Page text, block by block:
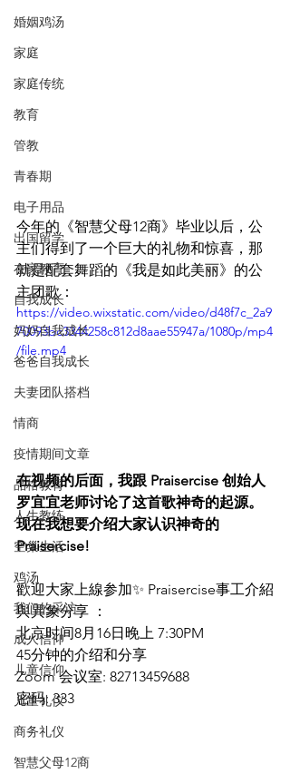
婚姻鸡汤
家庭
家庭传统
教育
管教
青春期
电子用品
出国留学
在家教育
自我成长
妈妈自我成长
爸爸自我成长
夫妻团队搭档
情商
疫情期间文章
品格教育
人生教练
空巢生活
鸡汤
我们的采访
成人信仰
儿童信仰
儿童礼仪
商务礼仪
智慧父母12商
今年的《智慧父母12商》毕业以后，公
主们得到了一个巨大的礼物和惊喜，那
就是配套舞蹈的《我是如此美丽》的公
主团歌：
https://video.wixstatic.com/video/d48f7c_2a9
70093bc3344258c812d8aae55947a/1080p/mp4
/file.mp4
在视频的后面，我跟 Praisercise 创始人
罗宜宜老师讨论了这首歌神奇的起源。
现在我想要介绍大家认识神奇的
Praisercise!
歡迎大家上線参加✨ Praisercise事工介紹
與異象分享 ：
北京时间8月16日晚上 7:30PM
45分钟的介绍和分享
Zoom 会议室: 82713459688
密码: 333